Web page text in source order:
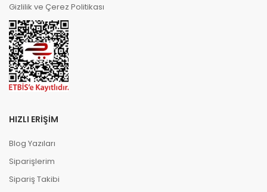
Gizlilik ve Çerez Politikası
HIZLI ERIŞIM
Blog Yazıları
Siparişlerim
Sipariş Takibi